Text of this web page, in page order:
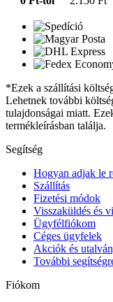
*Ezek a szállítási
Lehetnek további
tulajdonságai miatt.
termékleírásban találja.
Segítség
Hogyan adjak le
Szállítás
Fizetési módok
Visszaküldés és
Ügyfélfiókom
Céges ügyfelek
Akciók és
További
Fiókom